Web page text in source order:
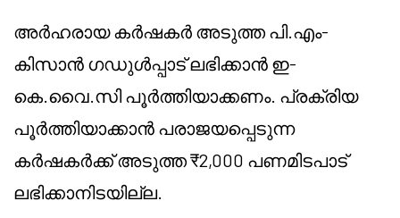
അർഹരായ കർഷകർ അടുത്ത പി.എം-
കിസാൻ ഗഡുൾപ്പാട് ലഭിക്കാൻ ഇ-
കെ.വൈ.സി പൂർത്തിയാക്കണം. പ്രക്രിയ
പൂർത്തിയാക്കാൻ പരാജയപ്പെടുന്ന
കർഷകർക്ക് അടുത്ത ₹2,000 പണമിടപാട്
ലഭിക്കാനിടയില്ല.